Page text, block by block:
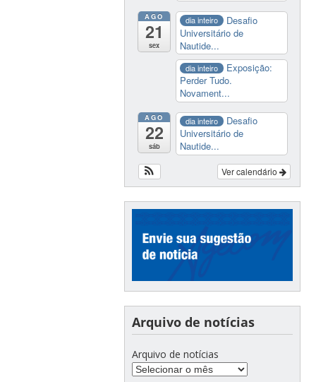
AGO
21
sex
dia inteiro
Desafio
Universitário de
Nautide...
dia inteiro
Exposição:
Perder Tudo.
Novament...
AGO
22
sáb
dia inteiro
Desafio
Universitário de
Nautide...
Ver calendário
Arquivo de notícias
Arquivo de notícias